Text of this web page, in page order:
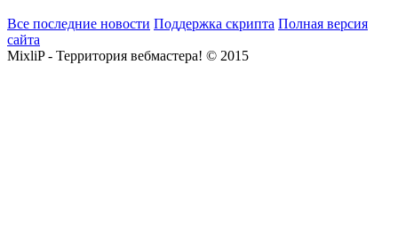
Все последние новости Поддержка скрипта Полная версия
сайта
MixliP - Территория вебмастера! © 2015